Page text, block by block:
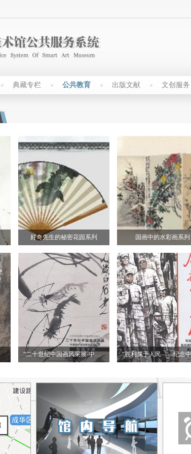
典藏专栏 公共教育 出版文献 文创服务
好奇先生的秘密花园系列 国画中的水彩画系列
“二十世纪中国画风采展-中国美术馆馆藏作品巡回展”教育手册